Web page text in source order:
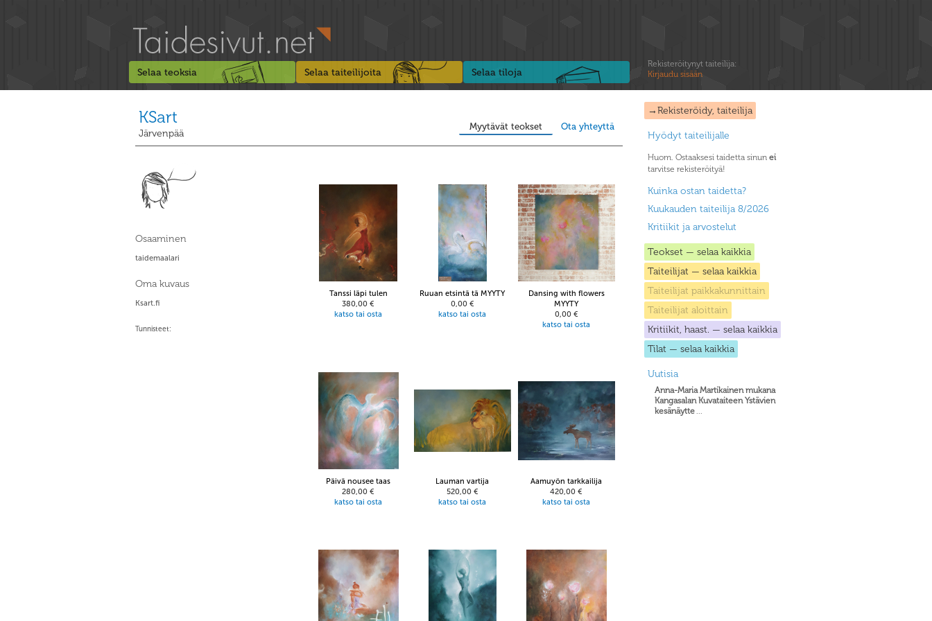
Selaa teoksia Selaa taiteilijoita Selaa tiloja
Rekisteröitynyt taiteilija:
Kirjaudu sisään
→Rekisteröidy, taiteilija
Hyödyt taiteilijalle
Huom. Ostaaksesi taidetta sinun ei
tarvitse rekisteröityä!
Kuinka ostan taidetta?
Kuukauden taiteilija 8/2026
Kritiikit ja arvostelut
Teokset — selaa kaikkia
Taiteilijat — selaa kaikkia
Taiteilijat paikkakunnittain
Taiteilijat aloittain
Kritiikit, haast. — selaa kaikkia
Tilat — selaa kaikkia
Uutisia
Anna-Maria Martikainen mukana
Kangasalan Kuvataiteen Ystävien
kesänäytte...
KSart
Järvenpää
Myytävät teokset Ota yhteyttä
Osaaminen
taidemaalari
Oma kuvaus
Ksart.fi
Tunnisteet:
Tanssi läpi tulen
380,00 €
katso tai osta
Ruuan etsintä tä MYYTY
0,00 €
katso tai osta
Dansing with flowers
MYYTY
0,00 €
katso tai osta
Päivä nousee taas
280,00 €
katso tai osta
Lauman vartija
520,00 €
katso tai osta
Aamuyön tarkkailija
420,00 €
katso tai osta